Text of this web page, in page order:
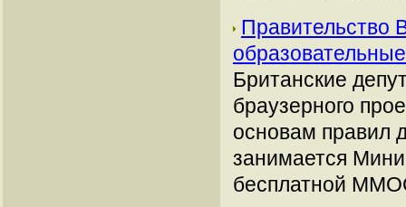
Правительство
Британские
браузерного
основам правил
занимается
бесплатной